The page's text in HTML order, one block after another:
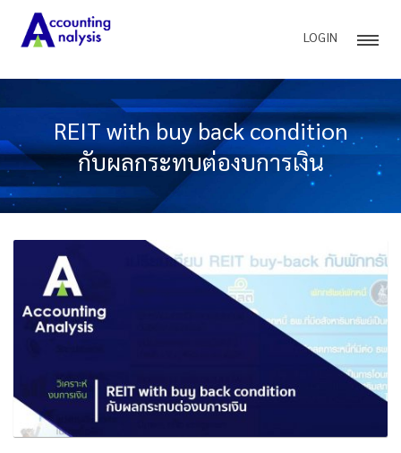
LOGIN
REIT with buy back condition
กับผลกระทบต่องบการเงิน